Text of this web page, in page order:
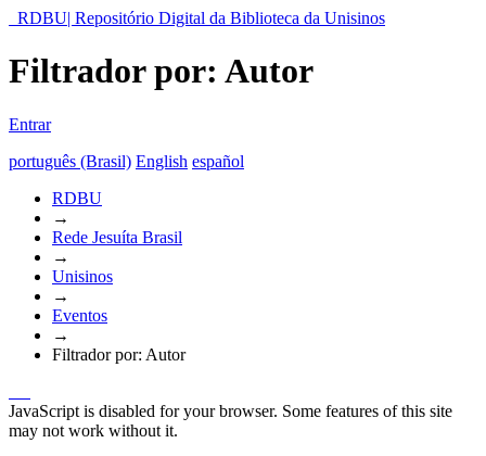
RDBU| Repositório Digital da Biblioteca da Unisinos
Filtrador por: Autor
Entrar
português (Brasil) English español
RDBU
→
Rede Jesuíta Brasil
→
Unisinos
→
Eventos
→
Filtrador por: Autor
JavaScript is disabled for your browser. Some features of this site
may not work without it.